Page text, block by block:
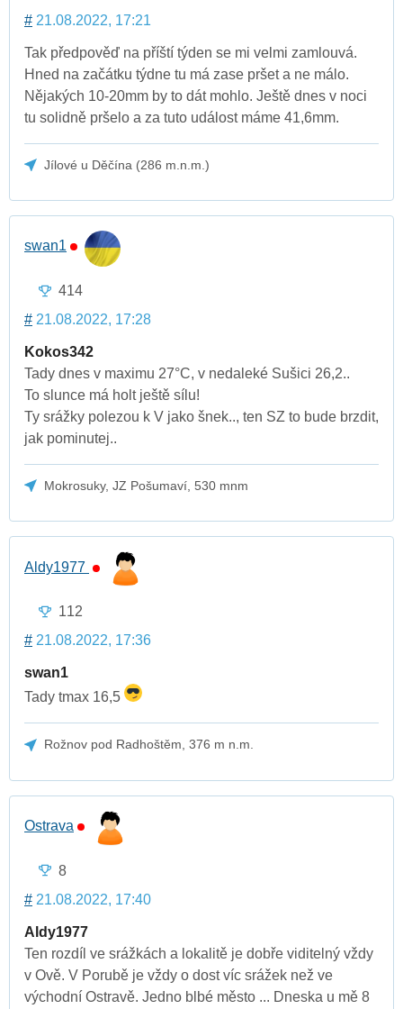
# 21.08.2022, 17:21
Tak předpověď na příští týden se mi velmi zamlouvá.
Hned na začátku týdne tu má zase pršet a ne málo.
Nějakých 10-20mm by to dát mohlo. Ještě dnes v noci
tu solidně pršelo a za tuto událost máme 41,6mm.
Jílové u Děčína (286 m.n.m.)
swan1
414
# 21.08.2022, 17:28
Kokos342
Tady dnes v maximu 27°C, v nedaleké Sušici 26,2..
To slunce má holt ještě sílu!
Ty srážky polezou k V jako šnek.., ten SZ to bude brzdit,
jak pominutej..
Mokrosuky, JZ Pošumaví, 530 mnm
Aldy1977
112
# 21.08.2022, 17:36
swan1
Tady tmax 16,5
Rožnov pod Radhoštěm, 376 m n.m.
Ostrava
8
# 21.08.2022, 17:40
Aldy1977
Ten rozdíl ve srážkách a lokalitě je dobře viditelný vždy
v Ově. V Porubě je vždy o dost víc srážek než ve
východní Ostravě. Jedno blbé město ... Dneska u mě 8